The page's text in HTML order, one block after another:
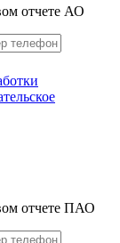
отчете АО
отчете ПАО